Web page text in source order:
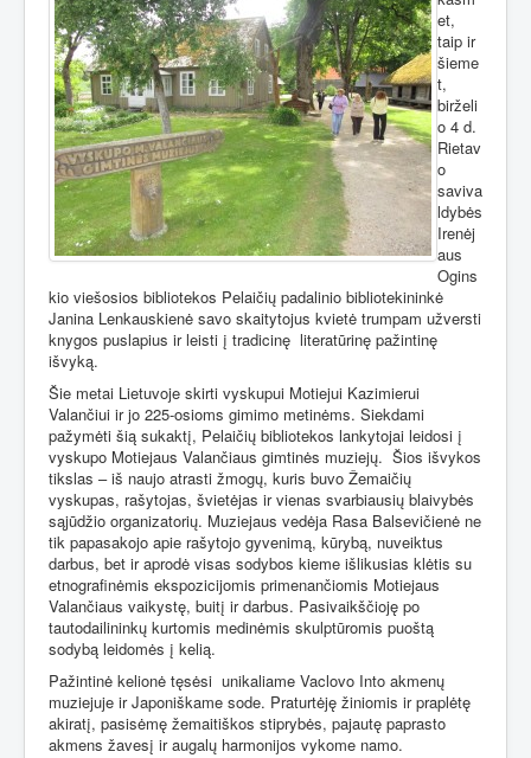
et,
taip ir
šieme
t,
birželi
o 4 d.
Rietav
o
saviva
ldybės
Irenėj
aus
Ogins
kio viešosios bibliotekos Pelaičių padalinio bibliotekininkė
Janina Lenkauskienė savo skaitytojus kvietė trumpam užversti
knygos puslapius ir leisti į tradicinę literatūrinę pažintinę
išvyką.
Šie metai Lietuvoje skirti vyskupui Motiejui Kazimierui
Valančiui ir jo 225-osioms gimimo metinėms. Siekdami
pažymėti šią sukaktį, Pelaičių bibliotekos lankytojai leidosi į
vyskupo Motiejaus Valančiaus gimtinės muziejų. Šios išvykos
tikslas – iš naujo atrasti žmogų, kuris buvo Žemaičių
vyskupas, rašytojas, švietėjas ir vienas svarbiausių blaivybės
sąjūdžio organizatorių. Muziejaus vedėja Rasa Balsevičienė ne
tik papasakojo apie rašytojo gyvenimą, kūrybą, nuveiktus
darbus, bet ir aprodė visas sodybos kieme išlikusias klėtis su
etnografinėmis ekspozicijomis primenančiomis Motiejaus
Valančiaus vaikystę, buitį ir darbus. Pasivaikščioję po
tautodailininkų kurtomis medinėmis skulptūromis puoštą
sodybą leidomės į kelią.
Pažintinė kelionė tęsėsi unikaliame Vaclovo Into akmenų
muziejuje ir Japoniškame sode. Praturtėję žiniomis ir praplėtę
akiratį, pasisėmę žemaitiškos stiprybės, pajautę paprasto
akmens žavesį ir augalų harmonijos vykome namo.